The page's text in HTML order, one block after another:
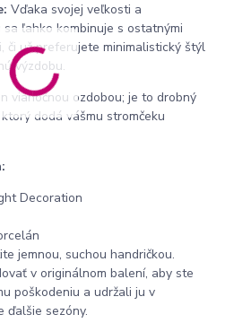
Vďaka svojej veľkosti a
ľahko kombinuje s ostatnými
či už preferujete minimalistický štýl
výzdobu.
vianočnou ozdobou; je to drobný
dodá vášmu stromčeku
Decoration
jemnou, suchou handričkou.
v originálnom balení, aby ste
poškodeniu a udržali ju v
ďalšie sezóny.